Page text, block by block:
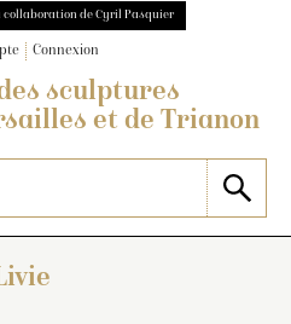
collaboration de Cyril Pasquier
Connexion
sculptures
et de Trianon